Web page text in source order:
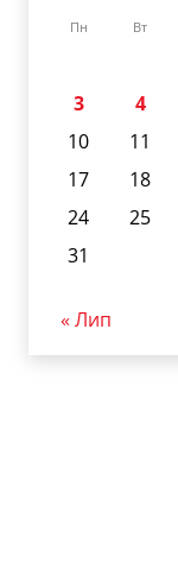
Пн Вт
3
4
10
11
17
18
24
25
31
« Лип